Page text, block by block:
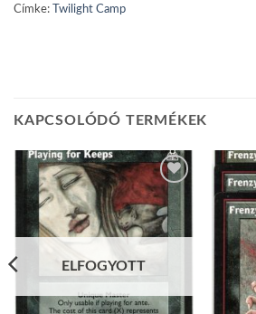
Címke: Twilight Camp
KAPCSOLÓDÓ TERMÉKEK
Add to
wishlist
ELFOGYOTT